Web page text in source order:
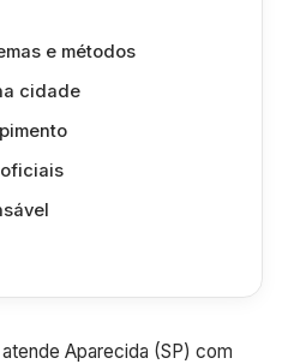
e métodos
cidade
atende Aparecida (SP) com